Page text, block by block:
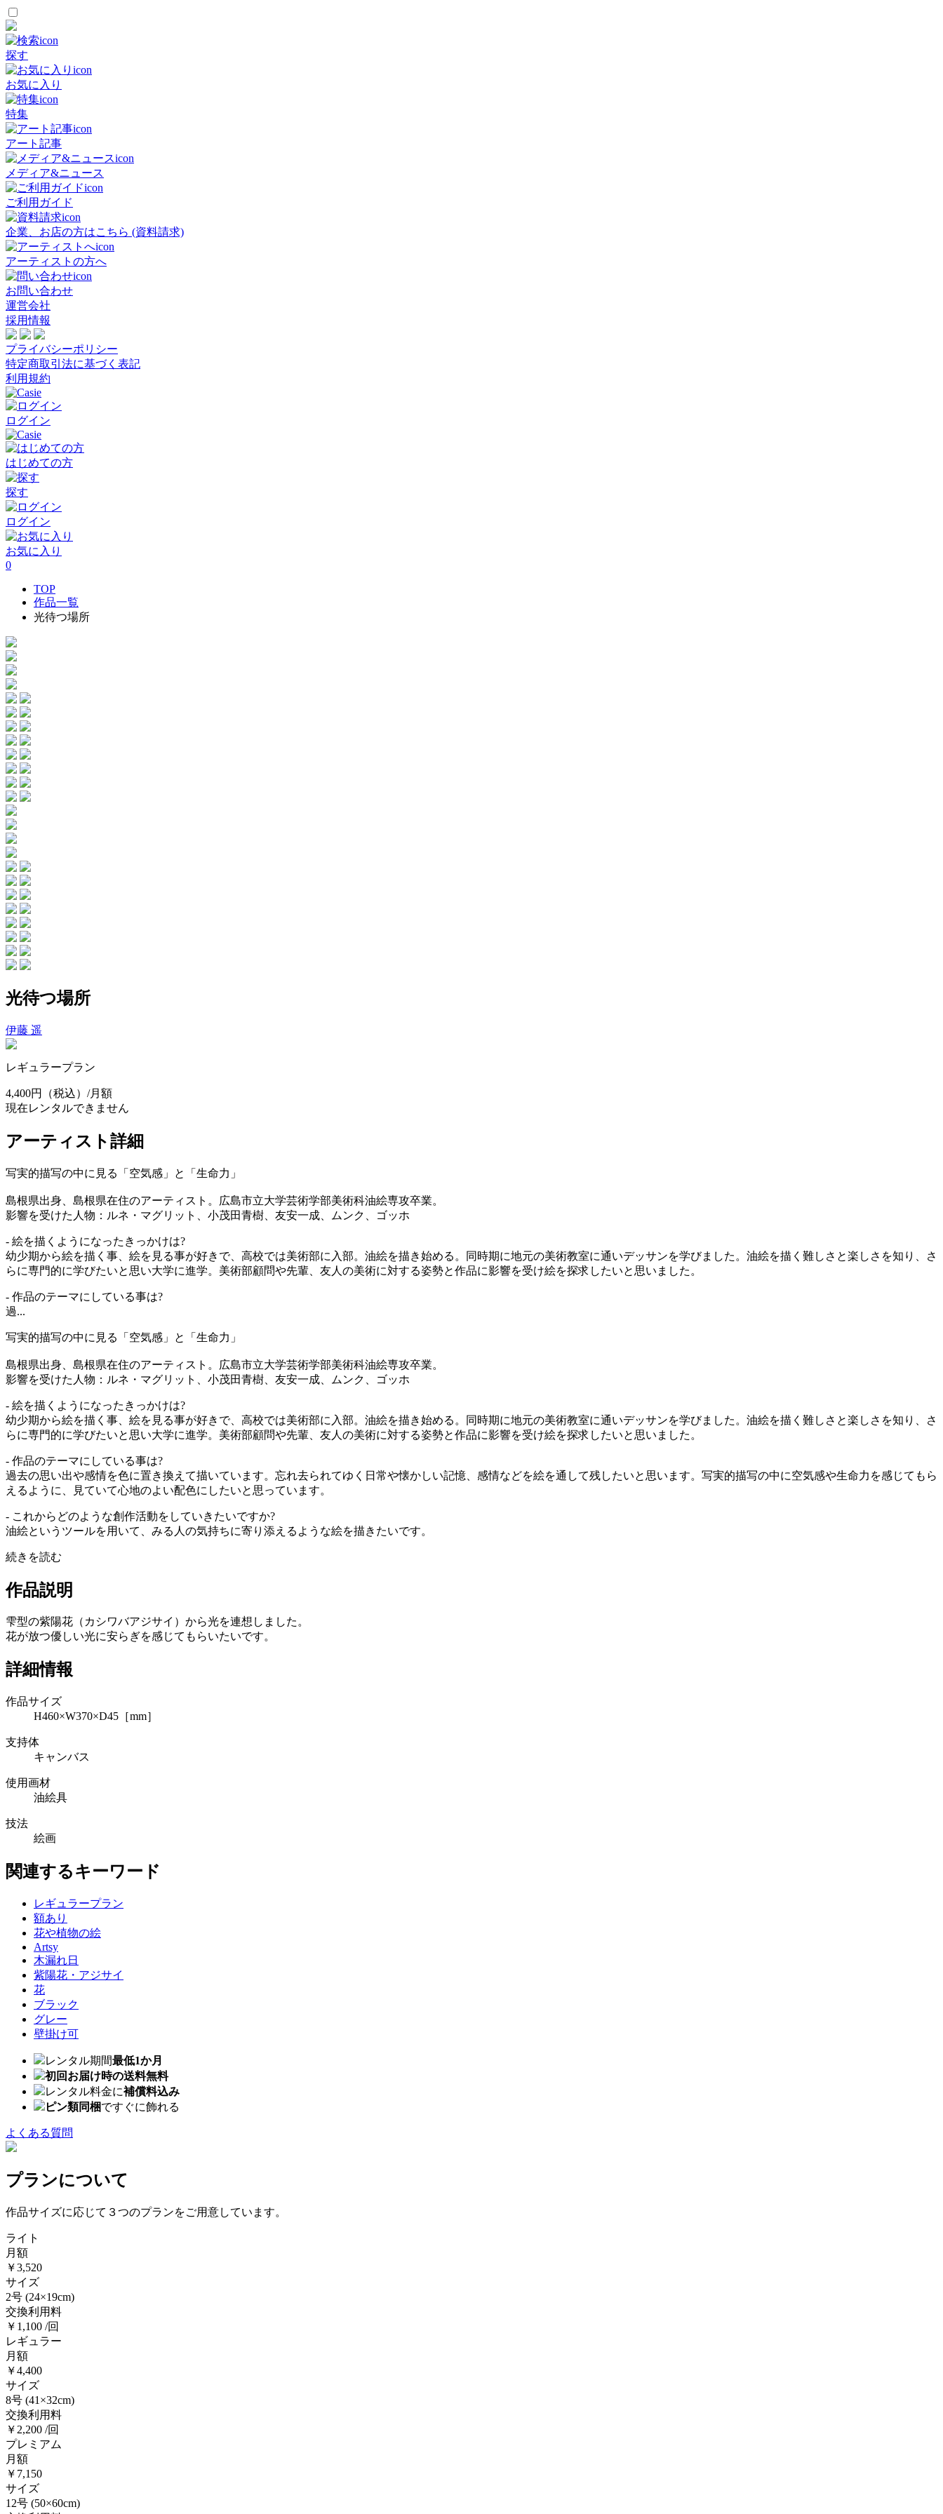
探す
お気に入り
特集
アート記事
メディア&ニュース
ご利用ガイド
企業、お店の方はこちら (資料請求)
アーティストの方へ
お問い合わせ
運営会社
採用情報
プライバシーポリシー
特定商取引法に基づく表記
利用規約
ログイン
はじめての方
探す
ログイン
お気に入り
0
TOP
作品一覧
光待つ場所
光待つ場所
伊藤 遥
レギュラープラン
4,400円
（税込）/月額
現在レンタルできません
アーティスト詳細
写実的描写の中に見る「空気感」と「生命力」
島根県出身、島根県在住のアーティスト。広島市立大学芸術学部美術科油絵専攻卒業。
影響を受けた人物：ルネ・マグリット、小茂田青樹、友安一成、ムンク、ゴッホ
- 絵を描くようになったきっかけは?
幼少期から絵を描く事、絵を見る事が好きで、高校では美術部に入部。油絵を描き始める。同時期に地元の美術教室に通いデッサンを学びました。油絵を描く難しさと楽しさを知り、さ
らに専門的に学びたいと思い大学に進学。美術部顧問や先輩、友人の美術に対する姿勢と作品に影響を受け絵を探求したいと思いました。
- 作品のテーマにしている事は?
過...
写実的描写の中に見る「空気感」と「生命力」
島根県出身、島根県在住のアーティスト。広島市立大学芸術学部美術科油絵専攻卒業。
影響を受けた人物：ルネ・マグリット、小茂田青樹、友安一成、ムンク、ゴッホ
- 絵を描くようになったきっかけは?
幼少期から絵を描く事、絵を見る事が好きで、高校では美術部に入部。油絵を描き始める。同時期に地元の美術教室に通いデッサンを学びました。油絵を描く難しさと楽しさを知り、さ
らに専門的に学びたいと思い大学に進学。美術部顧問や先輩、友人の美術に対する姿勢と作品に影響を受け絵を探求したいと思いました。
- 作品のテーマにしている事は?
過去の思い出や感情を色に置き換えて描いています。忘れ去られてゆく日常や懐かしい記憶、感情などを絵を通して残したいと思います。写実的描写の中に空気感や生命力を感じてもら
えるように、見ていて心地のよい配色にしたいと思っています。
- これからどのような創作活動をしていきたいですか?
油絵というツールを用いて、みる人の気持ちに寄り添えるような絵を描きたいです。
続きを読む
作品説明
雫型の紫陽花（カシワバアジサイ）から光を連想しました。
花が放つ優しい光に安らぎを感じてもらいたいです。
詳細情報
作品サイズ
H460×W370×D45［mm］
支持体
キャンバス
使用画材
油絵具
技法
絵画
関連するキーワード
レギュラープラン
額あり
花や植物の絵
Artsy
木漏れ日
紫陽花・アジサイ
花
ブラック
グレー
壁掛け可
レンタル期間最低1か月
初回お届け時の送料無料
レンタル料金に補償料込み
ピン類同梱ですぐに飾れる
よくある質問
プランについて
作品サイズに応じて３つのプランをご用意しています。
ライト
月額
￥3,520
サイズ
2号 (24×19cm)
交換利用料
￥1,100 /回
レギュラー
月額
￥4,400
サイズ
8号 (41×32cm)
交換利用料
￥2,200 /回
プレミアム
月額
￥7,150
サイズ
12号 (50×60cm)